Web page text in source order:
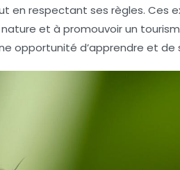
en respectant ses règles. Ces
et à promouvoir un
opportunité d’apprendre et de